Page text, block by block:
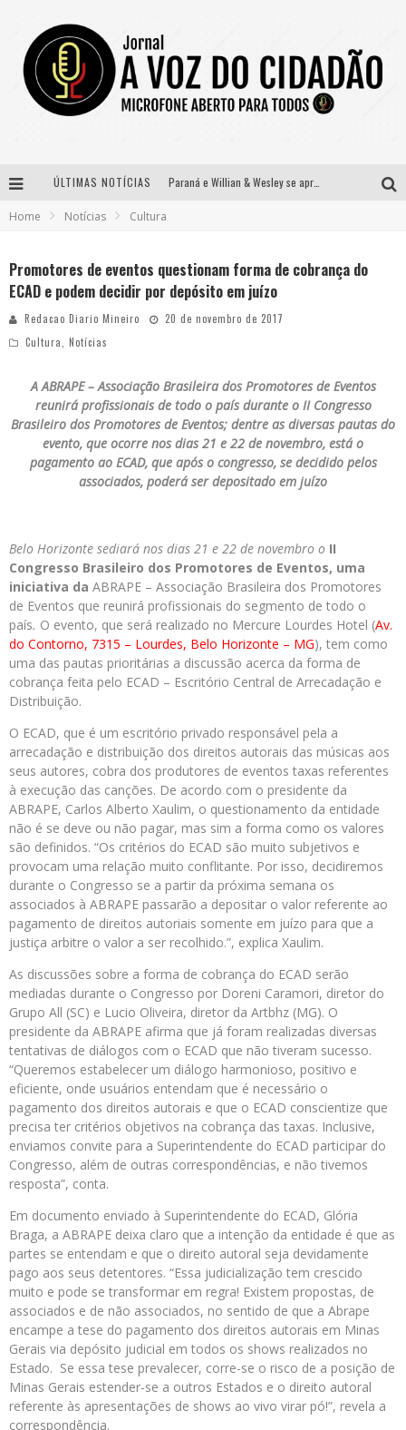
ÚLTIMAS NOTÍCIAS Paraná e Willian & Wesley se apresentam no Carretão Trevo Contagem nesta sexta-feira
Home Notícias Cultura
Promotores de eventos questionam forma de cobrança do
ECAD e podem decidir por depósito em juízo
Redacao Diario Mineiro
20 de novembro de 2017
Cultura
Notícias
A ABRAPE – Associação Brasileira dos Promotores de Eventos
reunirá profissionais de todo o país durante o II Congresso
Brasileiro dos Promotores de Eventos; dentre as diversas pautas do
evento, que ocorre nos dias 21 e 22 de novembro, está o
pagamento ao ECAD, que após o congresso, se decidido pelos
associados, poderá ser depositado em juízo
Belo Horizonte sediará nos dias 21 e 22 de novembro o II
Congresso Brasileiro dos Promotores de Eventos, uma
iniciativa da ABRAPE – Associação Brasileira dos Promotores
de Eventos que reunirá profissionais do segmento de todo o
país. O evento, que será realizado no Mercure Lourdes Hotel (Av.
do Contorno, 7315 – Lourdes, Belo Horizonte – MG), tem como
uma das pautas prioritárias a discussão acerca da forma de
cobrança feita pelo ECAD – Escritório Central de Arrecadação e
Distribuição.
O ECAD, que é um escritório privado responsável pela a
arrecadação e distribuição dos direitos autorais das músicas aos
seus autores, cobra dos produtores de eventos taxas referentes
à execução das canções. De acordo com o presidente da
ABRAPE, Carlos Alberto Xaulim, o questionamento da entidade
não é se deve ou não pagar, mas sim a forma como os valores
são definidos. “Os critérios do ECAD são muito subjetivos e
provocam uma relação muito conflitante. Por isso, decidiremos
durante o Congresso se a partir da próxima semana os
associados à ABRAPE passarão a depositar o valor referente ao
pagamento de direitos autoriais somente em juízo para que a
justiça arbitre o valor a ser recolhido.”, explica Xaulim.
As discussões sobre a forma de cobrança do ECAD serão
mediadas durante o Congresso por Doreni Caramori, diretor do
Grupo All (SC) e Lucio Oliveira, diretor da Artbhz (MG). O
presidente da ABRAPE afirma que já foram realizadas diversas
tentativas de diálogos com o ECAD que não tiveram sucesso.
“Queremos estabelecer um diálogo harmonioso, positivo e
eficiente, onde usuários entendam que é necessário o
pagamento dos direitos autorais e que o ECAD conscientize que
precisa ter critérios objetivos na cobrança das taxas. Inclusive,
enviamos convite para a Superintendente do ECAD participar do
Congresso, além de outras correspondências, e não tivemos
resposta”, conta.
Em documento enviado à Superintendente do ECAD, Glória
Braga, a ABRAPE deixa claro que a intenção da entidade é que as
partes se entendam e que o direito autoral seja devidamente
pago aos seus detentores. “Essa judicialização tem crescido
muito e pode se transformar em regra! Existem propostas, de
associados e de não associados, no sentido de que a Abrape
encampe a tese do pagamento dos direitos autorais em Minas
Gerais via depósito judicial em todos os shows realizados no
Estado. Se essa tese prevalecer, corre-se o risco de a posição de
Minas Gerais estender-se a outros Estados e o direito autoral
referente às apresentações de shows ao vivo virar pó!”, revela a
correspondência.